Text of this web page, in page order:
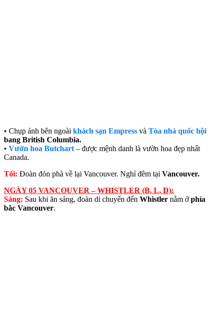
• Chụp ảnh bên ngoài khách sạn Empress và Tòa nhà quốc hội
bang British Columbia.
• Vườn hoa Butchart – được mệnh danh là vườn hoa đẹp nhất
Canada.
Tối: Đoàn đón phà về lại Vancouver. Nghỉ đêm tại Vancouver.
NGÀY 05 VANCOUVER – WHISTLER (B, L, D):
Sáng: Sau khi ăn sáng, đoàn di chuyển đến Whistler nằm ởphía
bắc Vancouver.